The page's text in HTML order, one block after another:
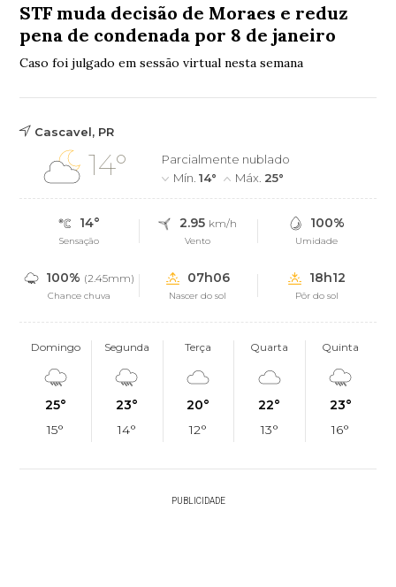
STF muda decisão de Moraes e reduz
pena de condenada por 8 de janeiro
Caso foi julgado em sessão virtual nesta semana
Cascavel, PR
14°
Parcialmente nublado
Mín.14° Máx. 25°
14°
Sensação
2.95 km/h
Vento
100%
Umidade
100% (2.45mm)
Chance chuva
07h06
Nascer do sol
18h12
Pôr do sol
Domingo
25°
15°
Segunda
23°
14°
Terça
20°
12°
Quarta
22°
13°
Quinta
23°
16°
PUBLICIDADE